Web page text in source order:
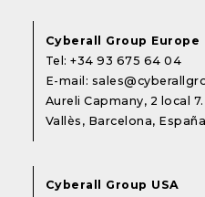
Cyberall Group Europe
Tel:+34 93 675 64 04
E-mail:
Aureli Capmany, 2 local
Vallès, Barcelona,
Cyberall Group USA